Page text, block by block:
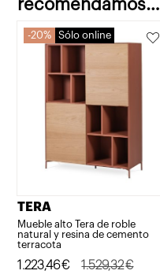
cantidad
recomendamos…
20% Sólo online
TERA
Mueble alto Tera de roble
natural y resina de cemento
terracota
1.529,32€
El
1.223,46€
El